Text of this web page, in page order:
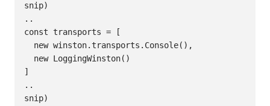
snip)
..
const transports = [
  new winston.transports.Console(),
  new LoggingWinston()
]
..
snip)